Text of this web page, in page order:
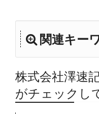
関連キー
株式会社澤速
がチェックし